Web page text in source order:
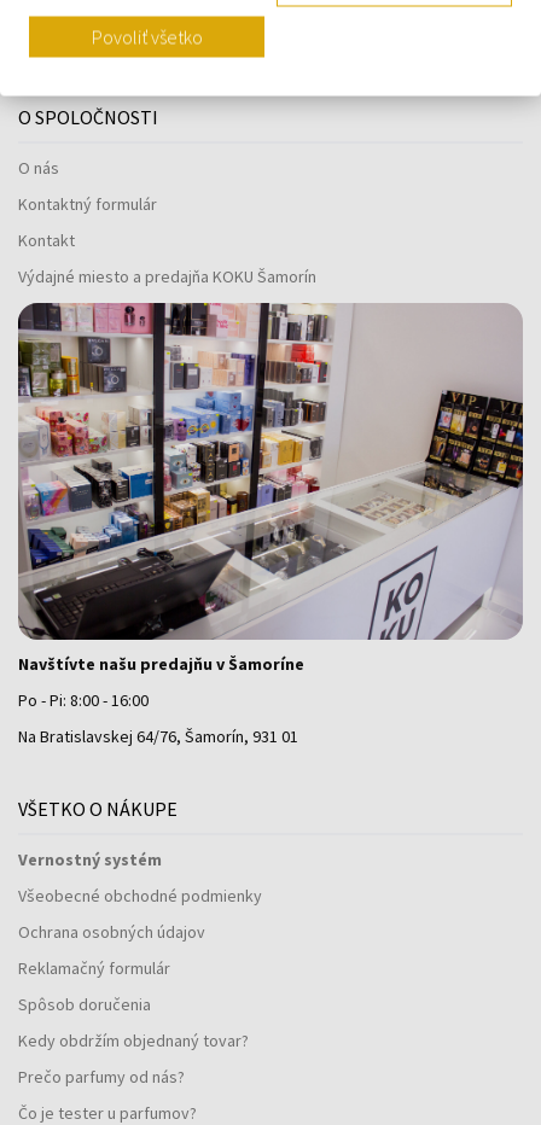
O SPOLOČNOSTI
O nás
Kontaktný formulár
Kontakt
Výdajné miesto a predajňa KOKU Šamorín
Navštívte našu predajňu v Šamoríne
Po - Pi: 8:00 - 16:00
Na Bratislavskej 64/76, Šamorín, 931 01
VŠETKO O NÁKUPE
Vernostný systém
Všeobecné obchodné podmienky
Ochrana osobných údajov
Reklamačný formulár
Spôsob doručenia
Kedy obdržím objednaný tovar?
Prečo parfumy od nás?
Čo je tester u parfumov?
Povoliť všetko